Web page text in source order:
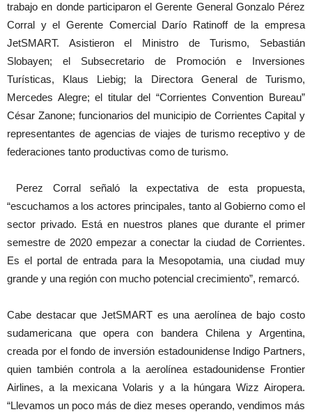
trabajo en donde participaron el Gerente General Gonzalo Pérez
Corral y el Gerente Comercial Darío Ratinoff de la empresa
JetSMART. Asistieron el Ministro de Turismo, Sebastián
Slobayen; el Subsecretario de Promoción e Inversiones
Turísticas, Klaus Liebig; la Directora General de Turismo,
Mercedes Alegre; el titular del “Corrientes Convention Bureau”
César Zanone; funcionarios del municipio de Corrientes Capital y
representantes de agencias de viajes de turismo receptivo y de
federaciones tanto productivas como de turismo.
Perez Corral señaló la expectativa de esta propuesta,
“escuchamos a los actores principales, tanto al Gobierno como el
sector privado. Está en nuestros planes que durante el primer
semestre de 2020 empezar a conectar la ciudad de Corrientes.
Es el portal de entrada para la Mesopotamia, una ciudad muy
grande y una región con mucho potencial crecimiento”, remarcó.
Cabe destacar que JetSMART es una aerolínea de bajo costo
sudamericana que opera con bandera Chilena y Argentina,
creada por el fondo de inversión estadounidense Indigo Partners,
quien también controla a la aerolínea estadounidense Frontier
Airlines, a la mexicana Volaris y a la húngara Wizz Airopera.
“Llevamos un poco más de diez meses operando, vendimos más